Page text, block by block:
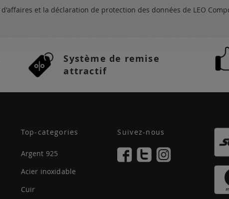
d'affaires et la déclaration de protection des données de LEO
Système de remise
attractif
Top-categories
Argent 925
Acier inoxidable
Cuir
Suivez-nous